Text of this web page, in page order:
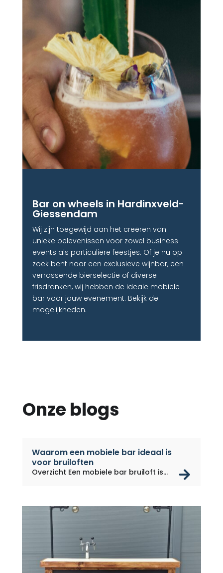
Bar on wheels in Hardinxveld-
Giessendam
Wij zijn toegewijd aan het creëren van
unieke belevenissen voor zowel business
events als particuliere feestjes. Of je nu op
zoek bent naar een exclusieve wijnbar, een
verrassende bierselectie of diverse
frisdranken, wij hebben de ideale mobiele
bar voor jouw evenement. Bekijk de
mogelijkheden.
Onze blogs
Waarom een mobiele bar ideaal is
voor bruiloften
Overzicht Een mobiele bar bruiloft is...